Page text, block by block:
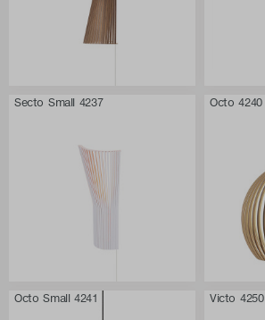
Secto Small 4237 Octo 4240
Octo Small 4241 Victo 4250